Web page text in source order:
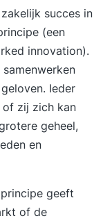
verschil
Na
bericht met
het
succes in
(een
innovation).
Ieder
zij zich kan
geheel,
en
geeft
of de